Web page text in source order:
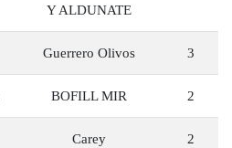
Y ALDUNATE
Guerrero Olivos 3
BOFILL MIR 2
Carey 2